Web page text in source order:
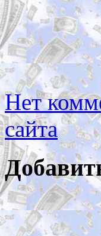
Нет
сайта